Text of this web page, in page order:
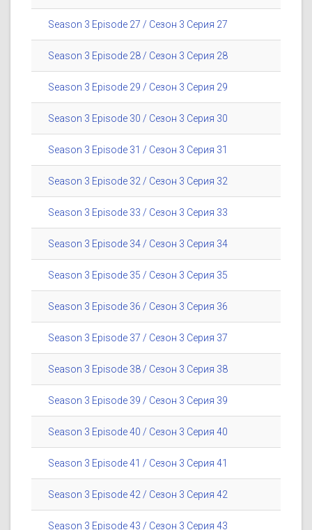
Season 3 Episode 27 / Сезон 3 Серия 27
Season 3 Episode 28 / Сезон 3 Серия 28
Season 3 Episode 29 / Сезон 3 Серия 29
Season 3 Episode 30 / Сезон 3 Серия 30
Season 3 Episode 31 / Сезон 3 Серия 31
Season 3 Episode 32 / Сезон 3 Серия 32
Season 3 Episode 33 / Сезон 3 Серия 33
Season 3 Episode 34 / Сезон 3 Серия 34
Season 3 Episode 35 / Сезон 3 Серия 35
Season 3 Episode 36 / Сезон 3 Серия 36
Season 3 Episode 37 / Сезон 3 Серия 37
Season 3 Episode 38 / Сезон 3 Серия 38
Season 3 Episode 39 / Сезон 3 Серия 39
Season 3 Episode 40 / Сезон 3 Серия 40
Season 3 Episode 41 / Сезон 3 Серия 41
Season 3 Episode 42 / Сезон 3 Серия 42
Season 3 Episode 43 / Сезон 3 Серия 43